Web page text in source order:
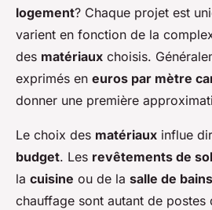
logement? Chaque projet est
varient en fonction de la
des matériaux choisis.
exprimés en euros par mètre
donner une première
Le choix des matériaux influe
budget. Les revêtements de sol
la cuisine ou de la salle de bains
chauffage sont autant de postes